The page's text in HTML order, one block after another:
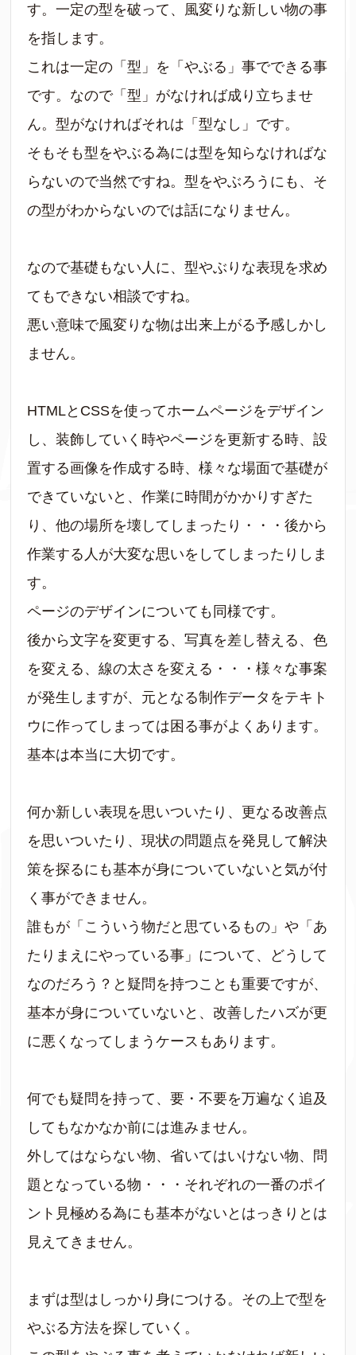
す。一定の型を破って、風変りな新しい物の事
を指します。
これは一定の「型」を「やぶる」事でできる事
です。なので「型」がなければ成り立ちませ
ん。型がなければそれは「型なし」です。
そもそも型をやぶる為には型を知らなければな
らないので当然ですね。型をやぶろうにも、そ
の型がわからないのでは話になりません。
なので基礎もない人に、型やぶりな表現を求め
てもできない相談ですね。
悪い意味で風変りな物は出来上がる予感しかし
ません。
HTMLとCSSを使ってホームページをデザイン
し、装飾していく時やページを更新する時、設
置する画像を作成する時、様々な場面で基礎が
できていないと、作業に時間がかかりすぎた
り、他の場所を壊してしまったり・・・後から
作業する人が大変な思いをしてしまったりしま
す。
ページのデザインについても同様です。
後から文字を変更する、写真を差し替える、色
を変える、線の太さを変える・・・様々な事案
が発生しますが、元となる制作データをテキト
ウに作ってしまっては困る事がよくあります。
基本は本当に大切です。
何か新しい表現を思いついたり、更なる改善点
を思いついたり、現状の問題点を発見して解決
策を探るにも基本が身についていないと気が付
く事ができません。
誰もが「こういう物だと思ているもの」や「あ
たりまえにやっている事」について、どうして
なのだろう？と疑問を持つことも重要ですが、
基本が身についていないと、改善したハズが更
に悪くなってしまうケースもあります。
何でも疑問を持って、要・不要を万遍なく追及
してもなかなか前には進みません。
外してはならない物、省いてはいけない物、問
題となっている物・・・それぞれの一番のポイ
ント見極める為にも基本がないとはっきりとは
見えてきません。
まずは型はしっかり身につける。その上で型を
やぶる方法を探していく。